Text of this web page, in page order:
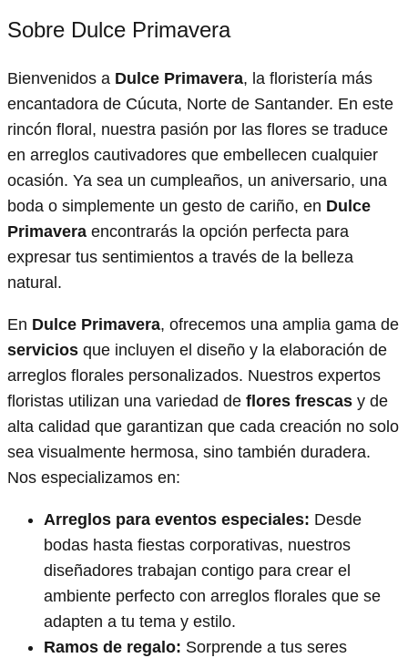
Sobre Dulce Primavera
Bienvenidos a Dulce Primavera, la floristería más
encantadora de Cúcuta, Norte de Santander. En este
rincón floral, nuestra pasión por las flores se traduce
en arreglos cautivadores que embellecen cualquier
ocasión. Ya sea un cumpleaños, un aniversario, una
boda o simplemente un gesto de cariño, en Dulce
Primavera encontrarás la opción perfecta para
expresar tus sentimientos a través de la belleza
natural.
En Dulce Primavera, ofrecemos una amplia gama de
servicios que incluyen el diseño y la elaboración de
arreglos florales personalizados. Nuestros expertos
floristas utilizan una variedad de flores frescas y de
alta calidad que garantizan que cada creación no solo
sea visualmente hermosa, sino también duradera.
Nos especializamos en:
Arreglos para eventos especiales: Desde
bodas hasta fiestas corporativas, nuestros
diseñadores trabajan contigo para crear el
ambiente perfecto con arreglos florales que se
adapten a tu tema y estilo.
Ramos de regalo: Sorprende a tus seres